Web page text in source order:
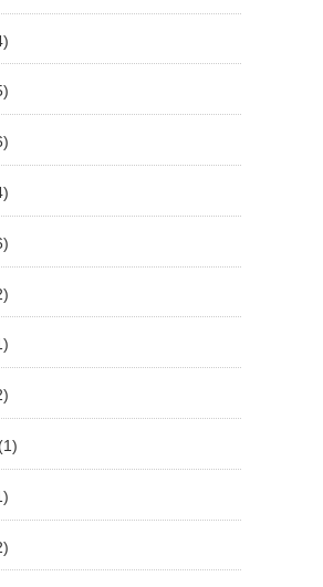
(1)